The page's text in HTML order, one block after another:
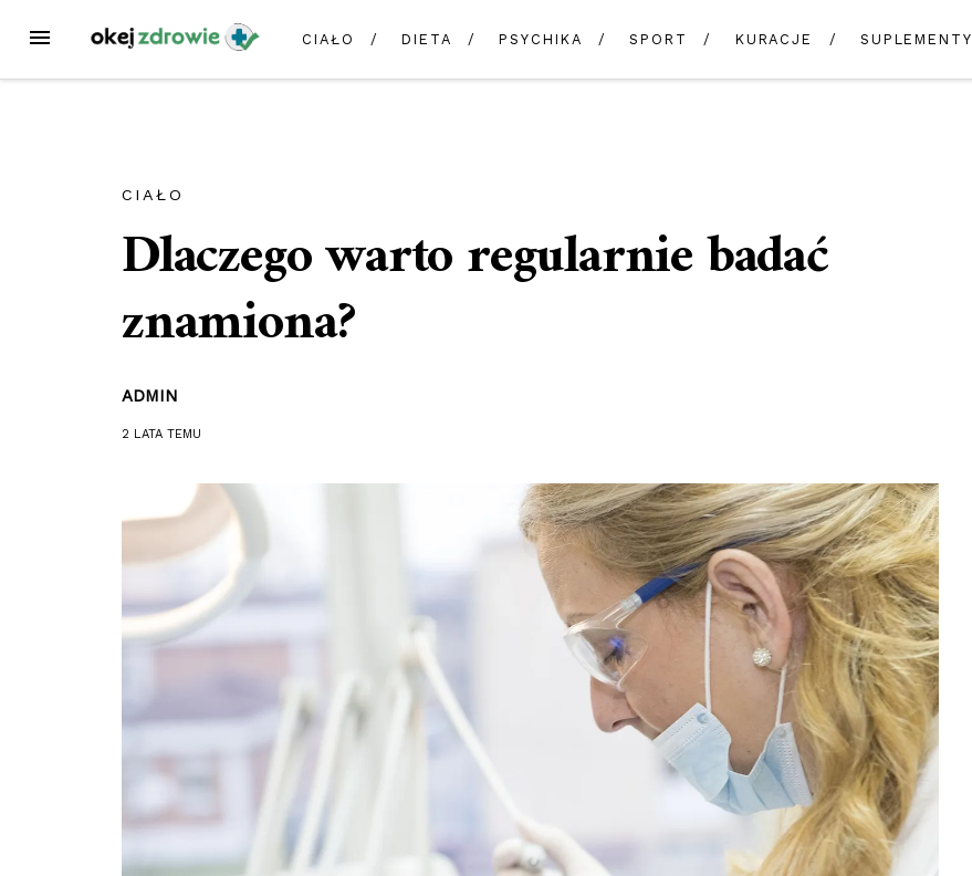
treści
MENU
CIAŁO DIETA PSYCHIKA SPORT KURACJE SUPLEMENTY
CIAŁO
Dlaczego warto regularnie badać
znamiona?
ADMIN
2 LATA TEMU